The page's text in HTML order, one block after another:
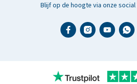
Blijf op de hoogte via onze social